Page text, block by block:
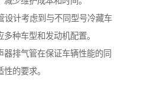
设计考虑到与不同型号冷藏车
种车型和发动机配置。
排气管在保证车辆性能的同
的要求。